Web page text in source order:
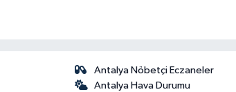
Antalya Nöbetçi Eczaneler
Antalya Hava Durumu